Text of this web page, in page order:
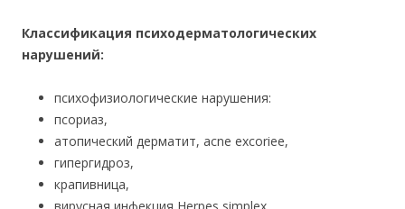
Классификация психодерматологических
нарушений:
психофизиологические нарушения:
псориаз,
атопический дерматит, acne excoriee,
гипергидроз,
крапивница,